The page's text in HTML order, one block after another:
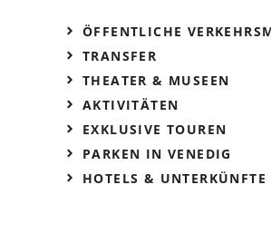
ÖFFENTLICHE
TRANSFER
THEATER & MUSEEN
AKTIVITÄTEN
EXKLUSIVE TOUREN
PARKEN IN VENEDIG
HOTELS & UNTERKÜNFTE